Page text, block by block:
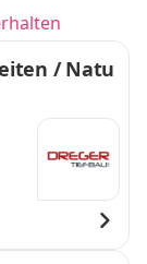
/ Natu